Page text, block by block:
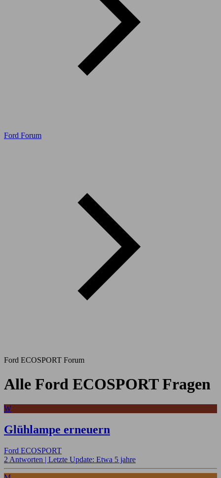
Ford Forum
Ford ECOSPORT Forum
Alle Ford ECOSPORT Fragen
W
Glühlampe erneuern
Ford ECOSPORT
2 Antworten | Letzte Update: Etwa 5 jahre